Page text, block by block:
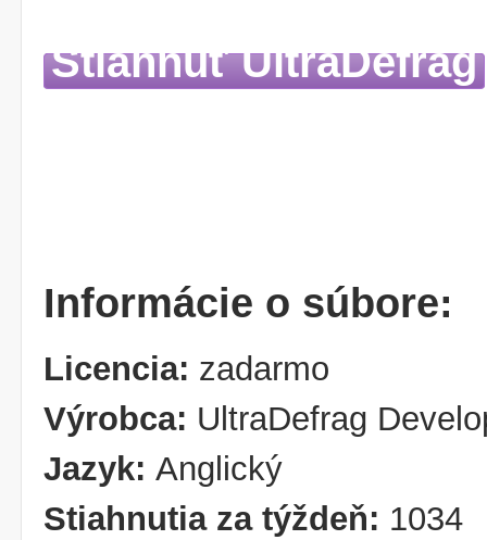
Stiahnuť UltraDefrag
Informácie o súbore:
Licencia: zadarmo
Výrobca: UltraDefrag
Jazyk: Anglický
Stiahnutia za týždeň: 1034